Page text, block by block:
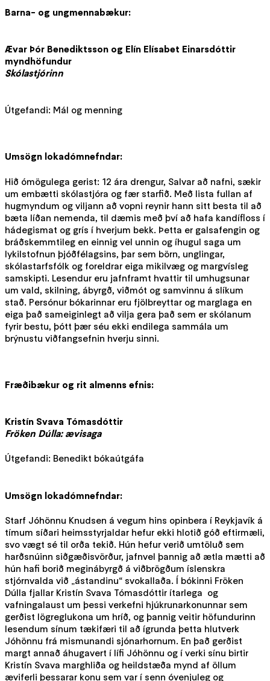
Barna- og ungmennabækur:
Ævar Þór Benediktsson og Elín Elísabet Einarsdóttir
myndhöfundur
Skólastjórinn
Útgefandi: Mál og menning
Umsögn lokadómnefndar:
Hið ómögulega gerist: 12 ára drengur, Salvar að nafni, sækir
um embætti skólastjóra og fær starfið. Með lista fullan af
hugmyndum og viljann að vopni reynir hann sitt besta til að
bæta líðan nemenda, til dæmis með því að hafa kandífloss í
hádegismat og grís í hverjum bekk. Þetta er galsafengin og
bráðskemmtileg en einnig vel unnin og íhugul saga um
lykilstofnun þjóðfélagsins, þar sem börn, unglingar,
skólastarfsfólk og foreldrar eiga mikilvæg og margvísleg
samskipti. Lesendur eru jafnframt hvattir til umhugsunar
um vald, skilning, ábyrgð, viðmót og samvinnu á slíkum
stað. Persónur bókarinnar eru fjölbreyttar og marglaga en
eiga það sameiginlegt að vilja gera það sem er skólanum
fyrir bestu, þótt þær séu ekki endilega sammála um
brýnustu viðfangsefnin hverju sinni.
Fræðibækur og rit almenns efnis:
Kristín Svava Tómasdóttir
Fröken Dúlla: ævisaga
Útgefandi: Benedikt bókaútgáfa
Umsögn lokadómnefndar:
Starf Jóhönnu Knudsen á vegum hins opinbera í Reykjavík á
tímum síðari heimsstyrjaldar hefur ekki hlotið góð eftirmæli,
svo vægt sé til orða tekið. Hún hefur verið umtöluð sem
harðsnúinn siðgæðisvörður, jafnvel þannig að ætla mætti að
hún hafi borið meginábyrgð á viðbrögðum íslenskra
stjórnvalda við „ástandinu“ svokallaða. Í bókinni Fröken
Dúlla fjallar Kristín Svava Tómasdóttir ítarlega og
vafningalaust um þessi verkefni hjúkrunarkonunnar sem
gerðist lögreglukona um hríð, og þannig veitir höfundurinn
lesendum sínum tækifæri til að ígrunda þetta hlutverk
Jóhönnu frá mismunandi sjónarhornum. En það gerðist
margt annað áhugavert í lífi Jóhönnu og í verki sínu birtir
Kristín Svava marghliða og heildstæða mynd af öllum
æviferli þessarar konu sem var í senn óvenjuleg og